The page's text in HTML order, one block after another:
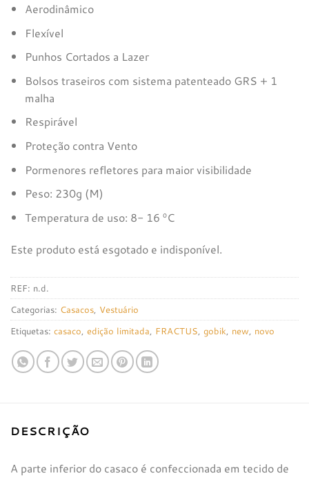
Aerodinâmico
Flexível
Punhos Cortados a Lazer
Bolsos traseiros com sistema patenteado GRS + 1
malha
Respirável
Proteção contra Vento
Pormenores refletores para maior visibilidade
Peso: 230g (M)
Temperatura de uso: 8- 16 ºC
Este produto está esgotado e indisponível.
REF: n.d.
Categorias: Casacos, Vestuário
Etiquetas: casaco, edição limitada, FRACTUS, gobik, new, novo
DESCRIÇÃO
A parte inferior do casaco é confeccionada em tecido de